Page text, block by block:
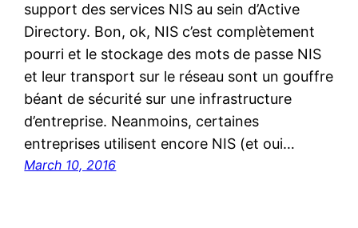
support des services NIS au sein d’Active
Directory. Bon, ok, NIS c’est complètement
pourri et le stockage des mots de passe NIS
et leur transport sur le réseau sont un gouffre
béant de sécurité sur une infrastructure
d’entreprise. Neanmoins, certaines
entreprises utilisent encore NIS (et oui…
March 10, 2016